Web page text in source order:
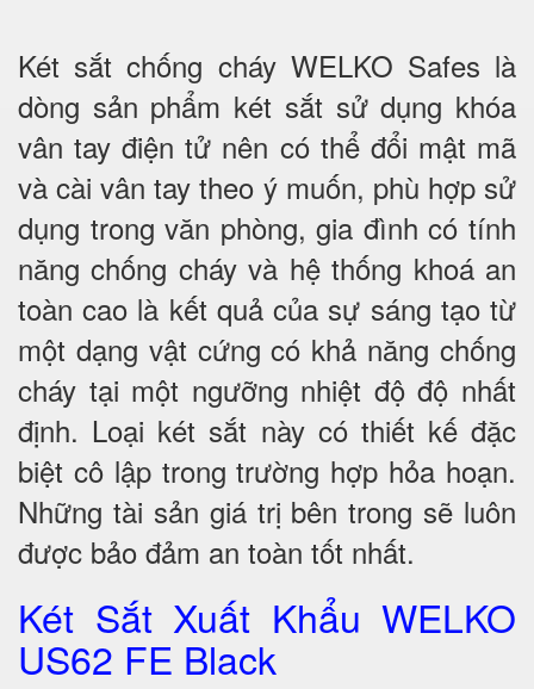
Két sắt chống cháy WELKO Safes là
dòng sản phẩm két sắt sử dụng khóa
vân tay điện tử nên có thể đổi mật mã
và cài vân tay theo ý muốn, phù hợp sử
dụng trong văn phòng, gia đình có tính
năng chống cháy và hệ thống khoá an
toàn cao là kết quả của sự sáng tạo từ
một dạng vật cứng có khả năng chống
cháy tại một ngưỡng nhiệt độ độ nhất
định. Loại két sắt này có thiết kế đặc
biệt cô lập trong trường hợp hỏa hoạn.
Những tài sản giá trị bên trong sẽ luôn
được bảo đảm an toàn tốt nhất.
Két Sắt Xuất Khẩu WELKO
US62 FE Black